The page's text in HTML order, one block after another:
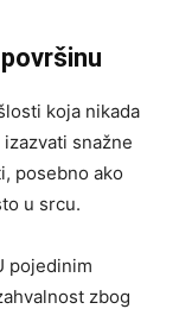
koja nikada
snažne
posebno ako
u srcu.
pojedinim
zbog